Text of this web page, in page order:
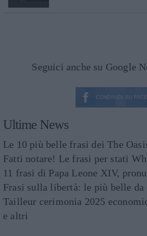
Seguici anche su Google
CONDIVIDI SU
Ultime News
Le 10 più belle frasi dei The
Fatti notare! Le frasi per stati
11 frasi di Papa Leone XIV,
Frasi sulla libertà: le più belle
Tailleur cerimonia 2025
e altri